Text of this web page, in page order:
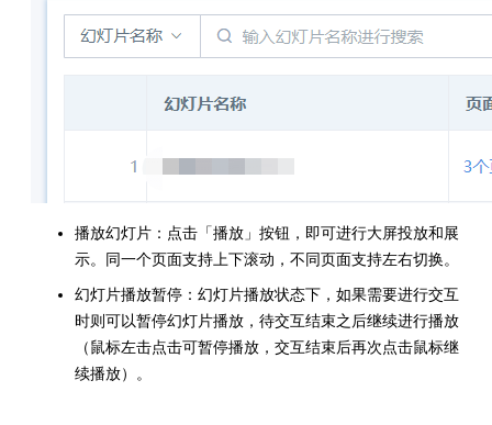
播放幻灯片：点击「播放」按钮，即可进行大屏投放和展
示。同一个页面支持上下滚动，不同页面支持左右切换。
幻灯片播放暂停：幻灯片播放状态下，如果需要进行交互
时则可以暂停幻灯片播放，待交互结束之后继续进行播放
（鼠标左击点击可暂停播放，交互结束后再次点击鼠标继
续播放）。